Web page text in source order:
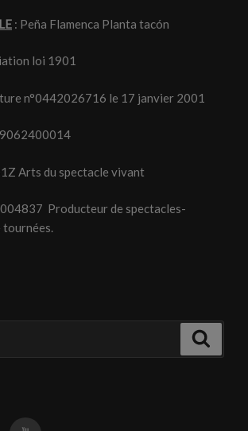
: Peña Flamenca Planta tacón
loi 1901
n°0442026716 le 17 janvier 2001
Arts du spectacle vivant
Producteur de spectacles-
tournées.
Youtube